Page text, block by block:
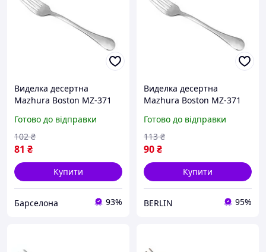
Виделка десертна
Mazhura Boston MZ-371
Готово до відправки
81 ₴
102 ₴
Купити
Барселона 93%
Виделка десертна
Mazhura Boston MZ-371
Готово до відправки
90₴
113 ₴
Купити
BERLIN 95%